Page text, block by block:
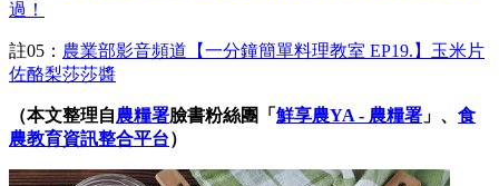
過！
註05： 農業部影音頻道 【一分鐘簡單料理教室 EP19.】玉米片
佐酪梨莎莎醬
（本文整理自農糧署臉書粉絲團「 鮮享農YA - 農糧署 」、 食
農教育資訊整合平台）